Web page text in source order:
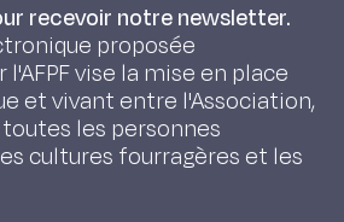
recevoir notre newsletter.
proposée
vise la mise en place
et vivant entre l'Association,
les personnes
cultures fourragères et les